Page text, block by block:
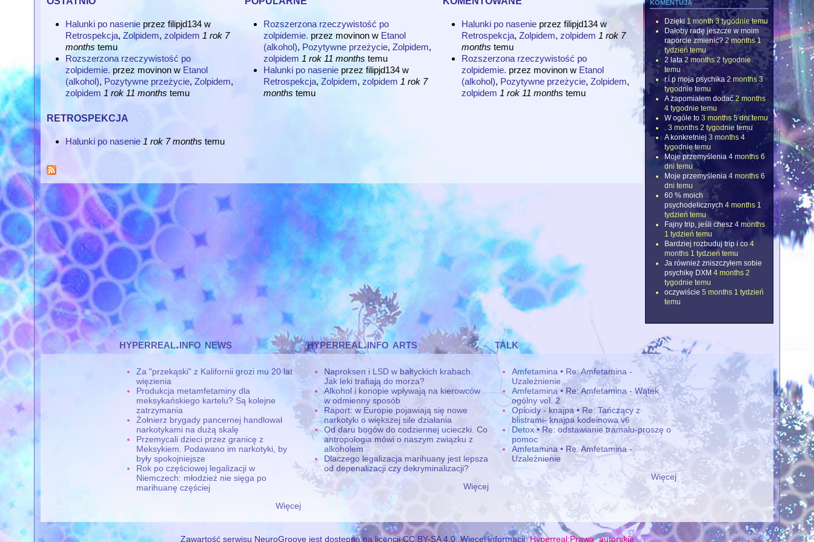
Halunki po nasenie przez filipjd134 w
Retrospekcja, Zolpidem, zolpidem 1 rok 7
months temu
Rozszerzona rzeczywistość po
zolpidemie. przez movinon w Etanol
(alkohol), Pozytywne przeżycie, Zolpidem,
zolpidem 1 rok 11 months temu
retrospekcja
Halunki po nasenie 1 rok 7 months temu
Rozszerzona rzeczywistość po
zolpidemie. przez movinon w Etanol
(alkohol), Pozytywne przeżycie, Zolpidem,
zolpidem 1 rok 11 months temu
Halunki po nasenie przez filipjd134 w
Retrospekcja, Zolpidem, zolpidem 1 rok 7
months temu
Halunki po nasenie przez filipjd134 w
Retrospekcja, Zolpidem, zolpidem 1 rok 7
months temu
Rozszerzona rzeczywistość po
zolpidemie. przez movinon w Etanol
(alkohol), Pozytywne przeżycie, Zolpidem,
zolpidem 1 rok 11 months temu
Dzięki 1 month 3 tygodnie temu
Dałoby radę jeszcze w moim
raporcie zmienić? 2 months 1
tydzień temu
2 lata 2 months 2 tygodnie
temu
r.i.p moja psychika 2 months 3
tygodnie temu
A zapomiałem dodać 2 months
4 tygodnie temu
W ogóle to 3 months 5 dni temu
3 months 2 tygodnie temu
A konkretniej 3 months 4
tygodnie temu
Moje przemyślenia 4 months 6
dni temu
Moje przemyślenia 4 months 6
dni temu
60 % moich
psychodelicznych 4 months 1
tydzień temu
Fajny trip, jeśli chesz 4 months
1 tydzień temu
Bardziej rozbuduj trip i co 4
months 1 tydzień temu
Ja również zniszczyłem sobie
psychikę DXM 4 months 2
tygodnie temu
oczywiście 5 months 1 tydzień
temu
hyperreal.info news
Za "przekąski" z Kalifornii grozi mu 20 lat
więzienia
Produkcja metamfetaminy dla
meksykańskiego kartelu? Są kolejne
zatrzymania
Żołnierz brygady pancernej handlował
narkotykami na dużą skalę
Przemycali dzieci przez granicę z
Meksykiem. Podawano im narkotyki, by
były spokojniejsze
Rok po częściowej legalizacji w
Niemczech: młodzież nie sięga po
marihuanę częściej
Więcej
hyperreal.info arts
Naproksen i LSD w bałtyckich krabach.
Jak leki trafiają do morza?
Alkohol i konopie wpływają na kierowców
w odmienny sposób
Raport: w Europie pojawiają się nowe
narkotyki o większej sile działania
Od daru bogów do codziennej ucieczki. Co
antropologia mówi o naszym związku z
alkoholem
Dlaczego legalizacja marihuany jest lepsza
od depenalizacji czy dekryminalizacji?
Więcej
talk
Amfetamina • Re: Amfetamina -
Uzależnienie
Amfetamina • Re: Amfetamina - Wątek
ogólny vol. 2
Opioidy - knajpa • Re: Tańczący z
blistrami- knajpa kodeinowa v6
Detox • Re: odstawianie tramalu-proszę o
pomoc
Amfetamina • Re: Amfetamina -
Uzależnienie
Więcej
Zawartość serwisu NeuroGroove jest dostępna na licencji CC BY-SA 4.0. Więcej informacji:Hyperreal:Prawa_autorskie